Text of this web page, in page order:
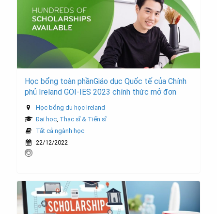
Học bổng toàn phầnGiáo dục Quốc tế của Chính
phủ Ireland GOI-IES 2023 chính thức mở đơn
Học bổng du học Ireland
Đại học Thạc sĩ & Tiến sĩ
Tất cả ngành học
22/12/2022